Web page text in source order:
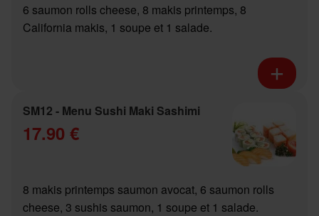
6 saumon rolls cheese, 8 makis printemps, 8
California makis, 1 soupe et 1 salade.
SM12 - Menu Sushi Maki Sashimi
17.90 €
8 makis printemps saumon avocat, 6 saumon rolls
cheese, 3 sushis saumon, 1 soupe et 1 salade.